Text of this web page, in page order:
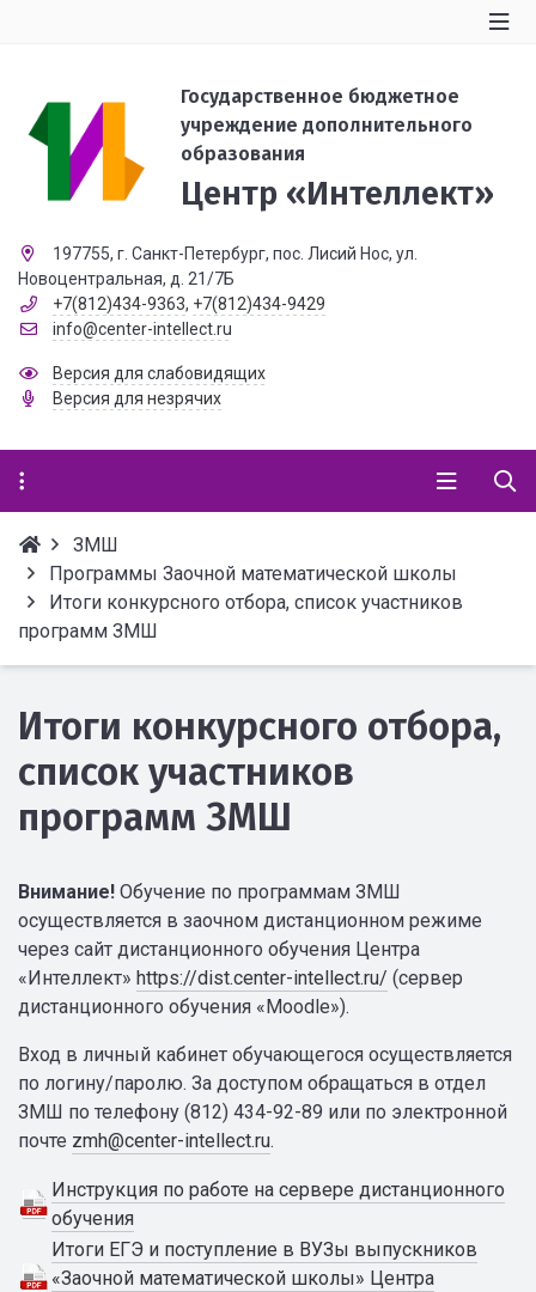
Государственное бюджетное
учреждение дополнительного
образования
Центр «Интеллект»
197755, г. Санкт-Петербург, пос. Лисий Нос, ул.
Новоцентральная, д. 21/7Б
+7(812)434-9363, +7(812)434-9429
info@center-intellect.ru
Версия для слабовидящих
Версия для незрячих
ЗМШ
Программы Заочной математической школы
Итоги конкурсного отбора, список участников
программ ЗМШ
Итоги конкурсного отбора,
список участников
программ ЗМШ
Внимание! Обучение по программам ЗМШ
осуществляется в заочном дистанционном режиме
через сайт дистанционного обучения Центра
«Интеллект» https://dist.center-intellect.ru/ (сервер
дистанционного обучения «Moodle»).
Вход в личный кабинет обучающегося осуществляется
по логину/паролю. За доступом обращаться в отдел
ЗМШ по телефону (812) 434-92-89 или по электронной
почте zmh@center-intellect.ru.
Инструкция по работе на сервере дистанционного
обучения
Итоги ЕГЭ и поступление в ВУЗы выпускников
«Заочной математической школы» Центра